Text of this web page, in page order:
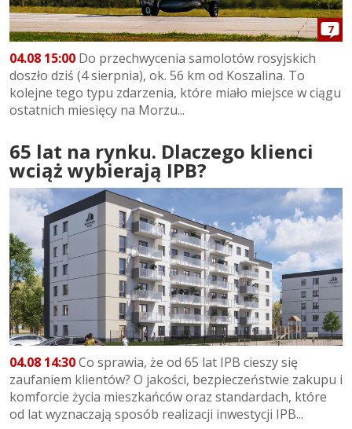
7
04.08 15:00 Do przechwycenia samolotów rosyjskich
doszło dziś (4 sierpnia), ok. 56 km od Koszalina. To
kolejne tego typu zdarzenia, które miało miejsce w ciągu
ostatnich miesięcy na Morzu...
65 lat na rynku. Dlaczego klienci
wciąż wybierają IPB?
04.08 14:30Co sprawia, że od 65 lat IPB cieszy się
zaufaniem klientów? O jakości, bezpieczeństwie zakupu i
komforcie życia mieszkańców oraz standardach, które
od lat wyznaczają sposób realizacji inwestycji IPB...